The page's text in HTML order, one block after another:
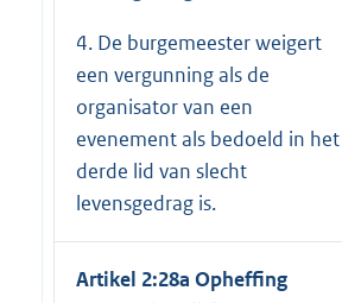
4. De burgemeester weigert
een vergunning als de
organisator van een
evenement als bedoeld in het
derde lid van slecht
levensgedrag is​.
Artikel 2:28a Opheffing